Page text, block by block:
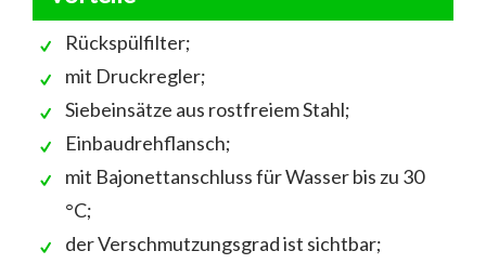
Rückspülfilter;
mit Druckregler;
Siebeinsätze aus rostfreiem Stahl;
Einbaudrehflansch;
mit Bajonettanschluss für Wasser bis zu 30
°C;
der Verschmutzungsgrad ist sichtbar;